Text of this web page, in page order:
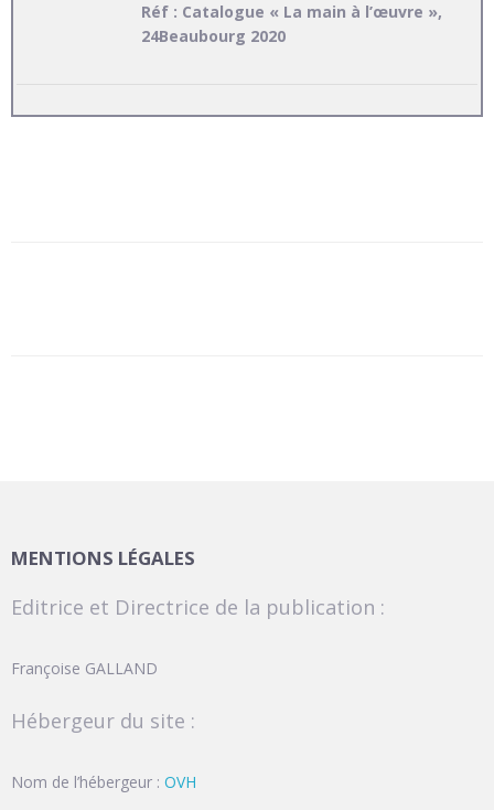
Réf : Catalogue « La main à l’œuvre »,
24Beaubourg 2020
MENTIONS LÉGALES
Editrice et Directrice de la publication :
Françoise GALLAND
Hébergeur du site :
Nom de l’hébergeur : OVH